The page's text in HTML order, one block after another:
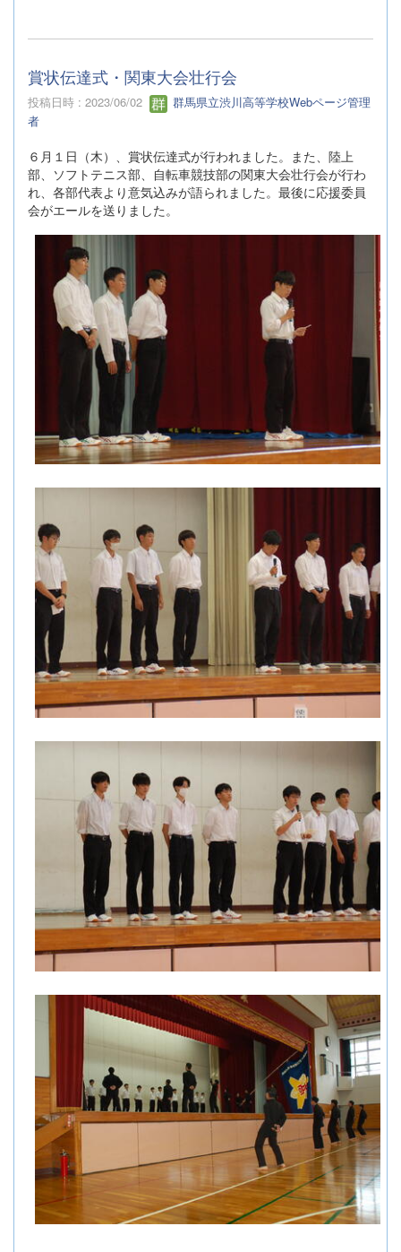
賞状伝達式・関東大会壮行会
投稿日時 : 2023/06/02
群馬県立渋川高等学校Webページ管理
者
６月１日（木）、賞状伝達式が行われました。また、陸上
部、ソフトテニス部、自転車競技部の関東大会壮行会が行わ
れ、各部代表より意気込みが語られました。最後に応援委員
会がエールを送りました。